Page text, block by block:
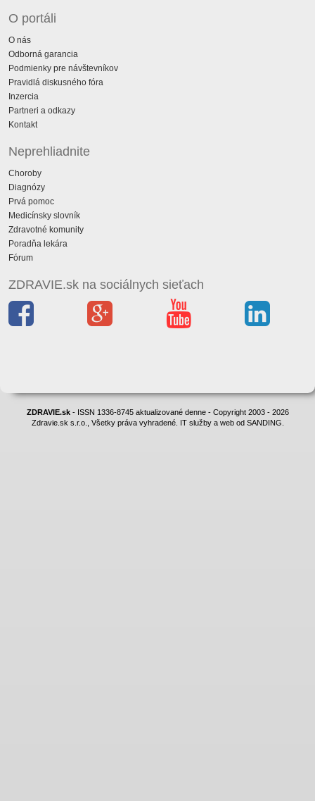
O portáli
O nás
Odborná garancia
Podmienky pre návštevníkov
Pravidlá diskusného fóra
Inzercia
Partneri a odkazy
Kontakt
Neprehliadnite
Choroby
Diagnózy
Prvá pomoc
Medicínsky slovník
Zdravotné komunity
Poradňa lekára
Fórum
ZDRAVIE.sk na sociálnych sieťach
ZDRAVIE.sk- ISSN 1336-8745 aktualizované denne - Copyright 2003 - 2026
Zdravie.sk s.r.o., Všetky práva vyhradené. IT služby a web od SANDING.